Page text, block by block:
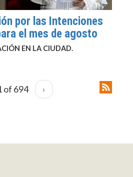
por las Intenciones
el mes de agosto
EN LA CIUDAD.
of 694 ›